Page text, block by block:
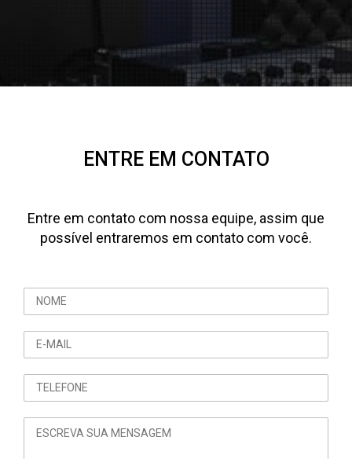
ENTRE EM CONTATO
Entre em contato com nossa equipe, assim que
possível entraremos em contato com você.